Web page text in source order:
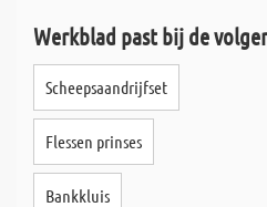
Werkblad past bij de
Scheepsaandrijfset
Flessen prinses
Bankkluis